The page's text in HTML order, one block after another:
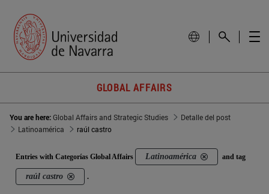
GLOBAL AFFAIRS
You are here:Global Affairs and Strategic Studies
Detalle del post
Latinoamérica
raúl castro
Entries with Categorías Global Affairs Latinoamérica and tag
raúl castro .